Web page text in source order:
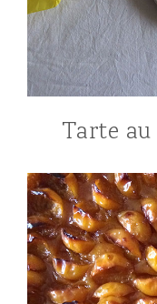
Tarte